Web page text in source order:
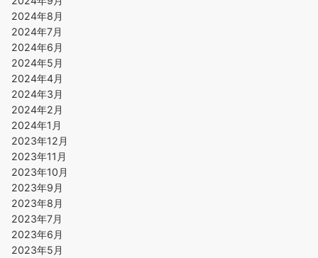
2024年8月
2024年7月
2024年6月
2024年5月
2024年4月
2024年3月
2024年2月
2024年1月
2023年12月
2023年11月
2023年10月
2023年9月
2023年8月
2023年7月
2023年6月
2023年5月